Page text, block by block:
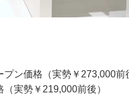
ン価格（実勢￥273,000前
実勢￥219,000前後）